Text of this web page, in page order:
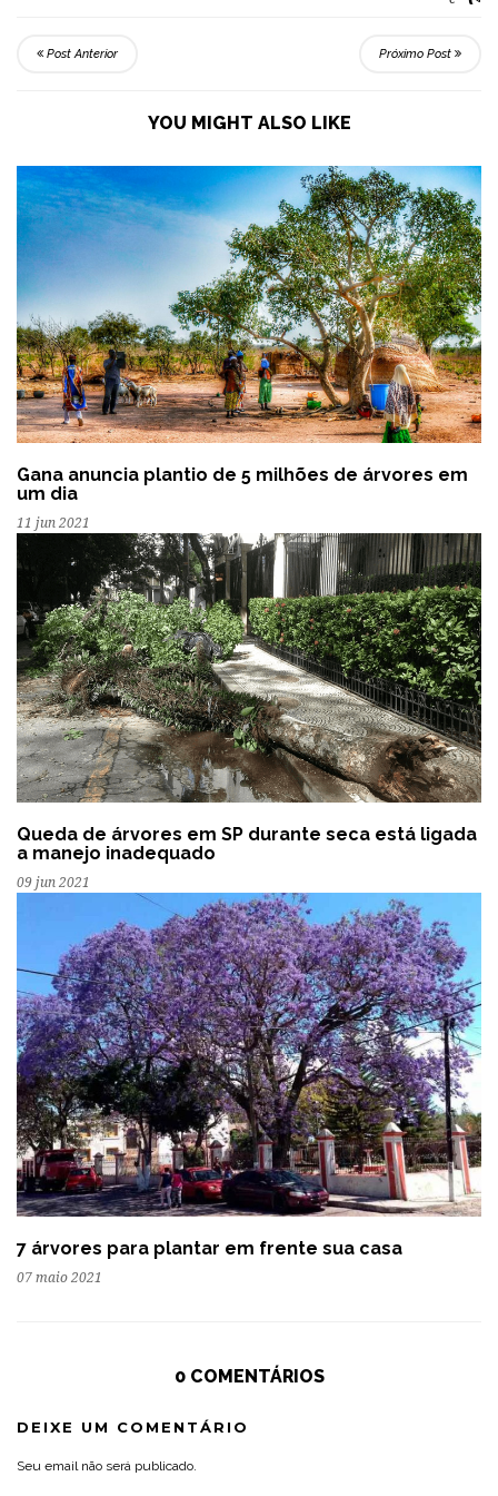
Post Anterior Próximo Post
YOU MIGHT ALSO LIKE
Gana anuncia plantio de 5 milhões de árvores em
um dia
11 jun 2021
Queda de árvores em SP durante seca está ligada
a manejo inadequado
09 jun 2021
7 árvores para plantar em frente sua casa
07 maio 2021
0 COMENTÁRIOS
DEIXE UM COMENTÁRIO
Seu email não será publicado.